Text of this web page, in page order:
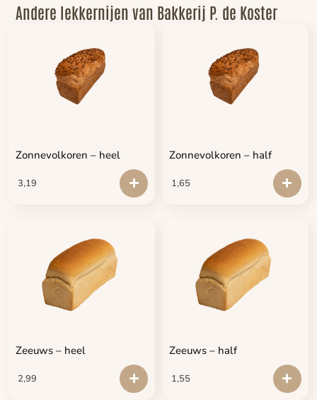
Andere lekkernijen van Bakkerij P. de Koster
Zonnevolkoren – heel
3,19
Zonnevolkoren – half
1,65
Zeeuws – heel
2,99
Zeeuws – half
1,55